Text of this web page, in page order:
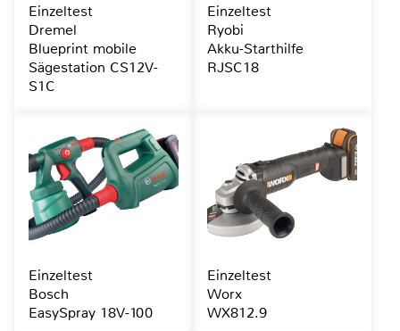
Einzeltest
Dremel
Blueprint mobile
Sägestation CS12V-
S1C
Einzeltest
Ryobi
Akku-Starthilfe
RJSC18
Einzeltest
Bosch
EasySpray 18V-100
Einzeltest
Worx
WX812.9